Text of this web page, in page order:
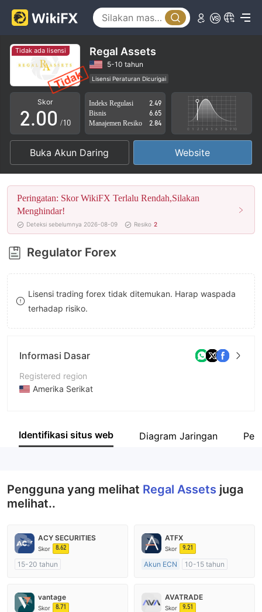
Tidak ada lisensi Regal Assets
5-10 tahun
Lisensi Peraturan Dicurigai
Lingkup Bisnis Mencurigakan
Potensi risiko tinggi
Skor
0
1
2
3
4
5
6
7
8
9
.0
1
2
3
4
5
6
7
8
9
0
1
2
3
4
5
6
7
8
9
/10
Indeks Regulasi
2.49
Bisnis
6.65
Manajemen Resiko
2.84
Buka Akun Daring Website
Peringatan: Skor WikiFX Terlalu Rendah,Silakan
Menghindar!
Deteksi sebelumnya 2026-08-09 Resiko 2
Regulator Forex
Lisensi trading forex tidak ditemukan. Harap waspada
terhadap risiko.
Informasi Dasar
Registered region
Amerika Serikat
Nama perusahaan
Identifikasi situs web Diagram Jaringan
Pengguna yang melihat Regal Assets juga
melihat..
ACY SECURITIES
Skor 8.62
15-20 tahun
Market Maker (MM)
Lisensi Penuh MT4
ATFX
Skor 9.21
Akun ECN
10-15 tahun
Lisensi Penuh MT4
vantage
Skor 8.71
AVATRADE
Skor 9.51